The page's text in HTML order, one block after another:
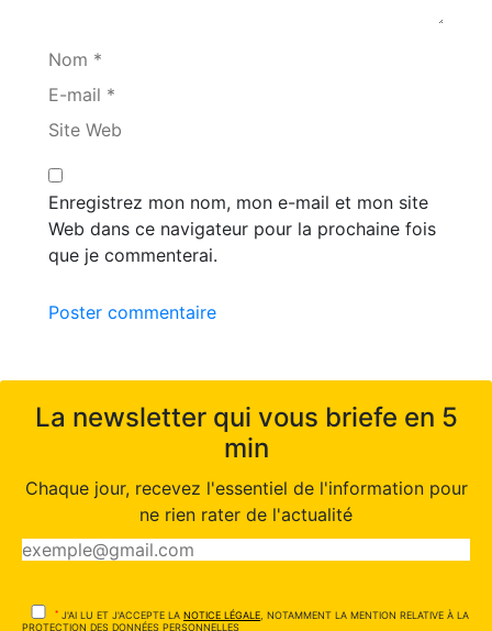
Nom *
E-mail *
Site Web
Enregistrez mon nom, mon e-mail et mon site
Web dans ce navigateur pour la prochaine fois
que je commenterai.
Poster commentaire
La newsletter qui vous briefe en 5
min
Chaque jour, recevez l'essentiel de l'information pour
ne rien rater de l'actualité
* J'AI LU ET J'ACCEPTE LA NOTICE LÉGALE , NOTAMMENT LA MENTION RELATIVE À LA
PROTECTION DES DONNÉES PERSONNELLES